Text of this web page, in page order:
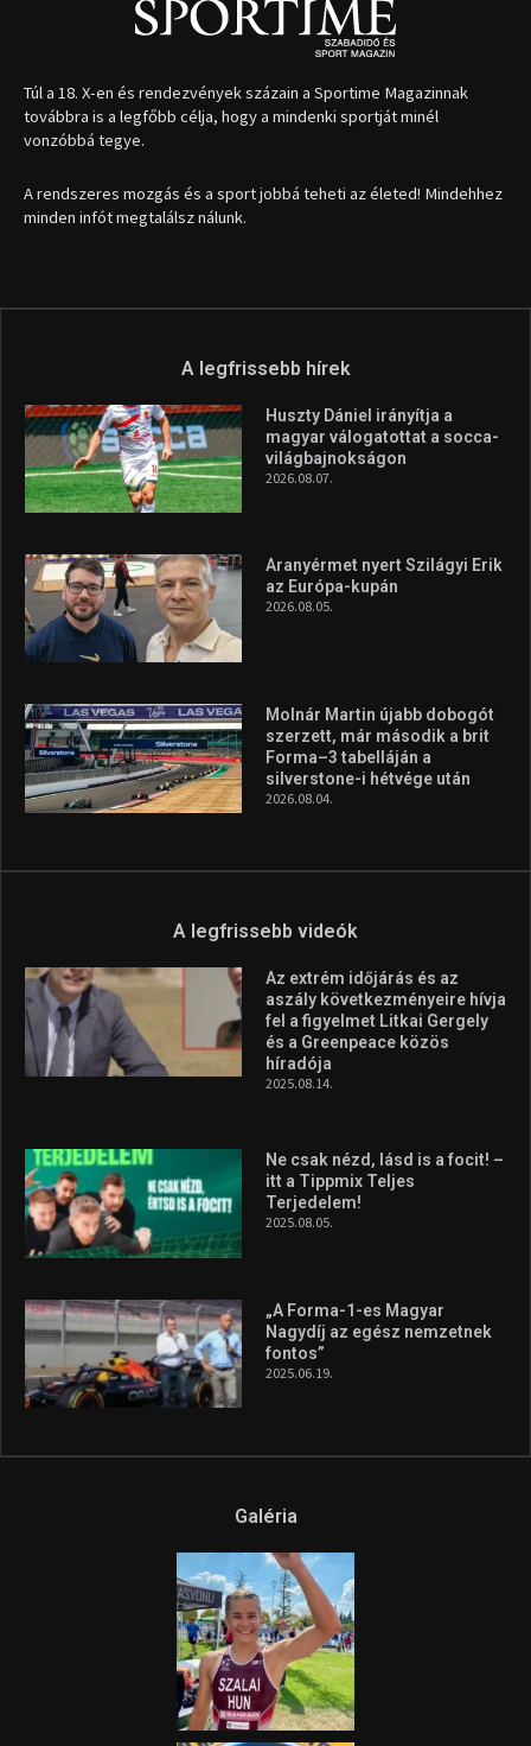
Túl a 18. X-en és rendezvények százain a Sportime Magazinnak
továbbra is a legfőbb célja, hogy a mindenki sportját minél
vonzóbbá tegye.
A rendszeres mozgás és a sport jobbá teheti az életed! Mindehhez
minden infót megtalálsz nálunk.
A legfrissebb hírek
Huszty Dániel irányítja a
magyar válogatottat a socca-
világbajnokságon
2026.08.07.
Aranyérmet nyert Szilágyi Erik
az Európa-kupán
2026.08.05.
Molnár Martin újabb dobogót
szerzett, már második a brit
Forma–3 tabelláján a
silverstone-i hétvége után
2026.08.04.
A legfrissebb videók
Az extrém időjárás és az
aszály következményeire hívja
fel a figyelmet Litkai Gergely
és a Greenpeace közös
híradója
2025.08.14.
Ne csak nézd, lásd is a focit! –
itt a Tippmix Teljes
Terjedelem!
2025.08.05.
„A Forma-1-es Magyar
Nagydíj az egész nemzetnek
fontos”
2025.06.19.
Galéria